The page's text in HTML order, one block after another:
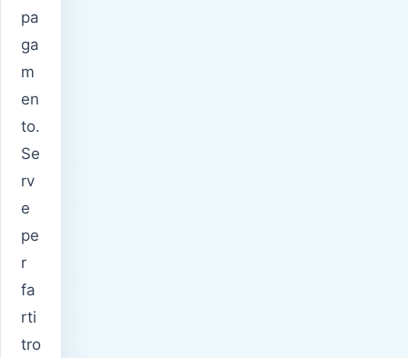
pa
ga
m
en
to.
Se
rv
e
pe
r
fa
rti
tro